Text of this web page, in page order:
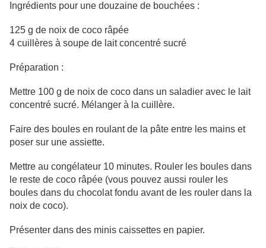
Ingrédients pour une douzaine de bouchées :
125 g de noix de coco râpée
4 cuillères à soupe de lait concentré sucré
Préparation :
Mettre 100 g de noix de coco dans un saladier avec le lait
concentré sucré. Mélanger à la cuillère.
Faire des boules en roulant de la pâte entre les mains et
poser sur une assiette.
Mettre au congélateur 10 minutes. Rouler les boules dans
le reste de coco râpée (vous pouvez aussi rouler les
boules dans du chocolat fondu avant de les rouler dans la
noix de coco).
Présenter dans des minis caissettes en papier.